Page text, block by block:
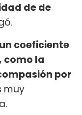
de de
coeficiente
como la
por
muy